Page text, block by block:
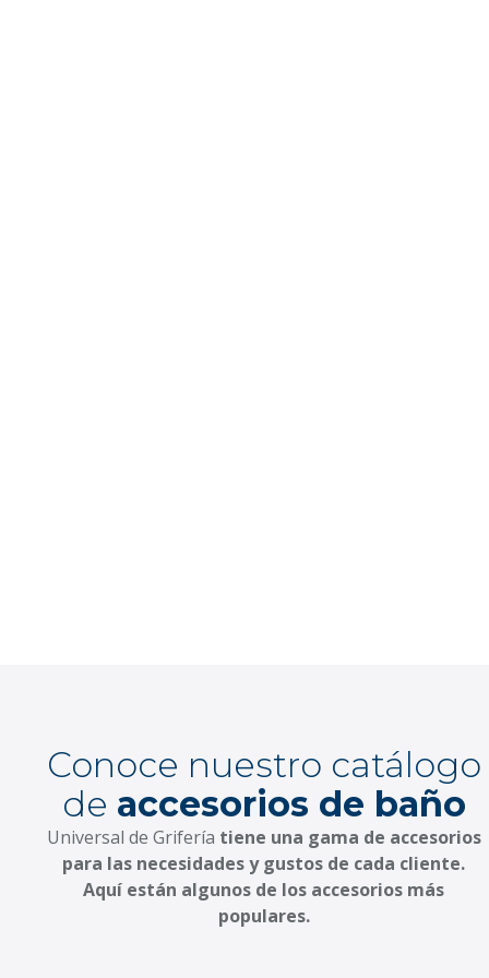
Conoce nuestro catálogo
de accesorios de baño
Universal de Grifería tiene una gama de accesorios
para las necesidades y gustos de cada cliente.
Aquí están algunos de los accesorios más
populares.